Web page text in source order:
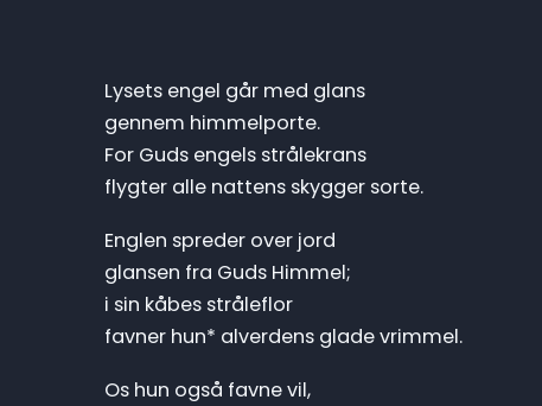
Lysets engel går med glans
gennem himmelporte.
For Guds engels strålekrans
flygter alle nattens skygger sorte.
Englen spreder over jord
glansen fra Guds Himmel;
i sin kåbes stråleflor
favner hun* alverdens glade vrimmel.
Os hun også favne vil,